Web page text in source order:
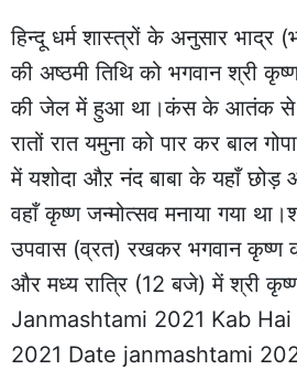
हिन्दू धर्म शास्त्रों के अनुसार भाद्र
की अष्ठमी तिथि को भगवान श्री
की जेल में हुआ था।कंस के आतंक से
रातों रात यमुना को पार कर बाल
में यशोदा औऱ नंद बाबा के यहाँ
वहाँ कृष्ण जन्मोत्सव मनाया गया
उपवास (व्रत) रखकर भगवान कृष्ण
और मध्य रात्रि (12 बजे) में श्री
Janmashtami 2021 Kab
2021 Date janmashtami